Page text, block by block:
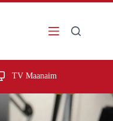
TV Maanaim